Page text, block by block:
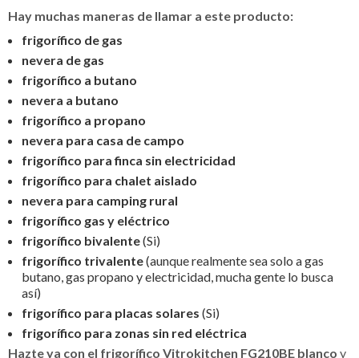
Hay muchas maneras de llamar a este producto:
frigorífico de gas
nevera de gas
frigorífico a butano
nevera a butano
frigorífico a propano
nevera para casa de campo
frigorífico para finca sin electricidad
frigorífico para chalet aislado
nevera para camping rural
frigorífico gas y eléctrico
frigorífico bivalente(Si)
frigorífico trivalente(aunque realmente sea solo a gas
butano, gas propano y electricidad, mucha gente lo busca
así)
frigorífico para placas solares (Si)
frigorífico para zonas sin red eléctrica
Hazte ya con el frigorífico Vitrokitchen FG210BE blanco y